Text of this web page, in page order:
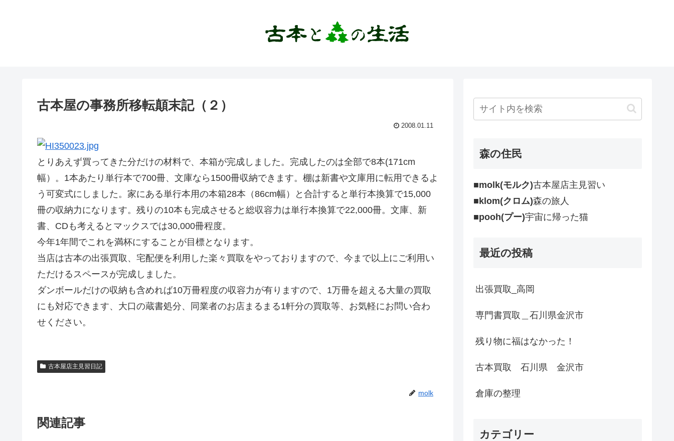
古本屋の事務所移転顛末記（２）
2008.01.11
とりあえず買ってきた分だけの材料で、本箱が完成しました。完成したのは全部で8本(171cm
幅）。1本あたり単行本で700冊、文庫なら1500冊収納できます。棚は新書や文庫用に転用できるよ
う可変式にしました。家にある単行本用の本箱28本（86cm幅）と合計すると単行本換算で15,000
冊の収納力になります。残りの10本も完成させると総収容力は単行本換算で22,000冊。文庫、新
書、CDも考えるとマックスでは30,000冊程度。
今年1年間でこれを満杯にすることが目標となります。
当店は古本の出張買取、宅配便を利用した楽々買取をやっておりますので、今まで以上にご利用い
ただけるスペースが完成しました。
ダンボールだけの収納も含めれば10万冊程度の収容力が有りますので、1万冊を超える大量の買取
にも対応できます、大口の蔵書処分、同業者のお店まるまる1軒分の買取等、お気軽にお問い合わ
せください。
古本屋店主見習日記
molk
関連記事
森の住民
■molk(モルク)古本屋店主見習い
■klom(クロム)森の旅人
■pooh(プー)宇宙に帰った猫
最近の投稿
出張買取_高岡
専門書買取＿石川県金沢市
残り物に福はなかった！
古本買取 石川県 金沢市
倉庫の整理
カテゴリー